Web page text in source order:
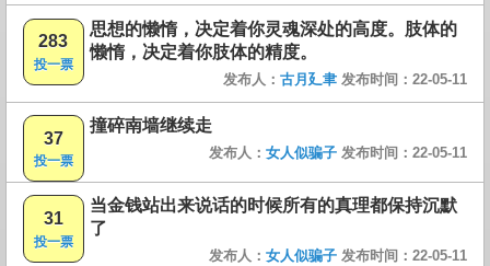
283
投一票
思想的懒惰，决定着你灵魂深处的高度。肢体的
懒惰，决定着你肢体的精度。
发布人： 古月廴聿 发布时间：22-05-11
37
投一票
撞碎南墙继续走
发布人： 女人似骗子 发布时间：22-05-11
31
投一票
当金钱站出来说话的时候所有的真理都保持沉默
了
发布人： 女人似骗子 发布时间：22-05-11